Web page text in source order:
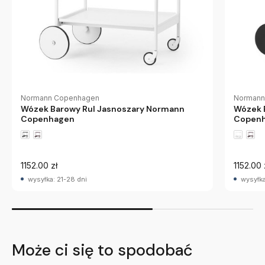
Normann Copenhagen
Wózek Barowy Rul Jasnoszary Normann
Copenhagen
1152.00 zł
wysyłka: 21-28 dni
Wózek
1152.00
Może ci się to spodobać